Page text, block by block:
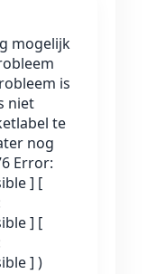
mogelijk
is
niet
te
nog
Error:
] [
] [
] )